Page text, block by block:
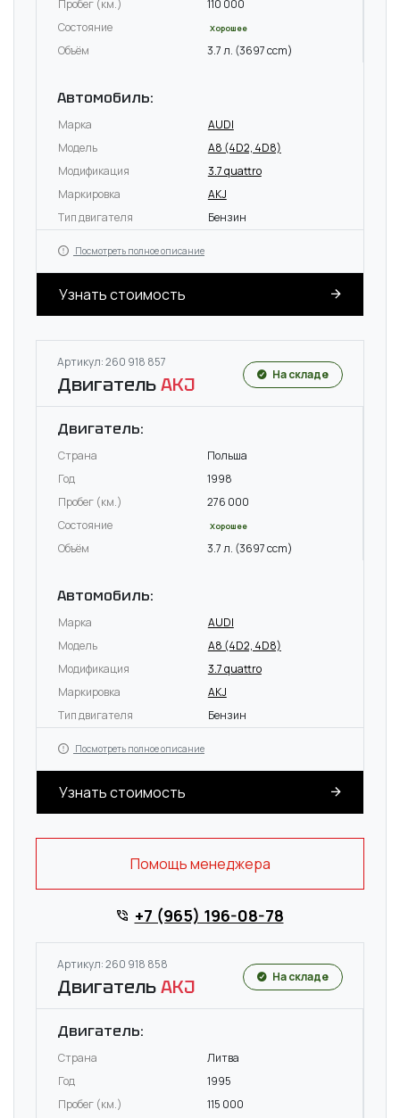
Пробег (км.)
110 000
Состояние
Хорошее
Объём 3.7 л. (3697 ccm)
Автомобиль:
Марка
AUDI
Модель
A8 (4D2, 4D8)
Модификация
3.7 quattro
Маркировка
AKJ
Тип двигателя
Бензин
Посмотреть полное описание
Узнать стоимость
Артикул: 260 918 857
ДвигательAKJ На складе
Двигатель:
Страна
Польша
Год
1998
Пробег (км.)
276 000
Состояние
Хорошее
Объём 3.7 л. (3697 ccm)
Автомобиль:
Марка
AUDI
Модель
A8 (4D2, 4D8)
Модификация
3.7 quattro
Маркировка
AKJ
Тип двигателя
Бензин
Посмотреть полное описание
Узнать стоимость
Помощь менеджера
+7 (965) 196-08-78
Артикул: 260 918 858
ДвигательAKJ На складе
Двигатель:
Страна
Литва
Год
1995
Пробег (км.)
115 000